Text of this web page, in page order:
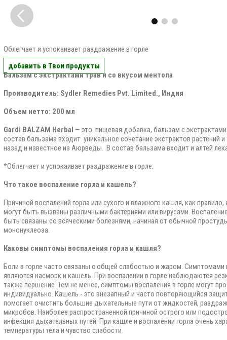
Облегчает и успокаивает раздражение в горле
добавить в Твои продукты
Бальзам с экстрактами трав и со вкусом ментола
Производитель: Sydler Remedies Pvt. Limited., Индия
Объем нетто: 200 мл
Gardi BALZAM Herbal — это пищевая добавка, бальзам с
состав бальзама входит уникальное сочетание экстрактов растений
назад и известное из Аюрведы. В состав бальзама входит и алтей
*Облегчает и успокаивает раздражение в горле.
Что такое воспаление горла и кашель?
Причиной воспалений горла или сухого и влажного кашля, как
могут быть вызваны различными бактериями или вирусами.
быть связаны со всяческими болезнями, начиная от обычной
мононуклеоза.
Каковы симптомы воспаления горла и кашля?
Боли в горле часто связаны с общей слабостью и жаром. Симптомами
являются насморк и кашель. При воспалении в горле наблюдаются
также першение. Тем не менее, симптомы воспаления в горле могут
индивидуально. Кашель - это внезапный и часто повторяющийся
помогает очистить большие дыхательные пути от жидкостей,
микробов. Наиболее распространенной причиной острого или
инфекция дыхательных путей. При кашле и воспалении горла очень
температуры тела и чувство слабости.